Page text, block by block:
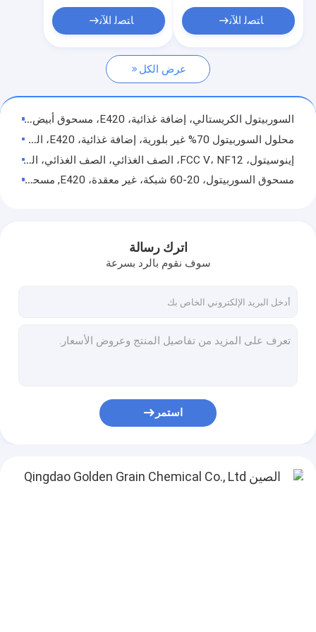
مسحوق المالتيتول
شراب المالتيتول
ﺎﺘﺼﻟ ﺍﻶﻧ ﺎﺘﺼﻟ ﺍﻶﻧ
عرض الكل
السوربيتول الكريستالي، إضافة غذائية، E420، مسحوق أبيض مظهر، مصنع، BP، USP، EP، معيار FCC
محلول السوربيتول 70% غير بلورية، إضافة غذائية، E420، الشركة المصنعة، BP، USP، EP، معيار FCC، سعر جيد
إينوسيتول، FCC V، NF12، الصف الغذائي، الصف الغذائي، الشركة المصنعة المؤهلة، سعر جيد، نقاء عال، مكبرات التغذية
مسحوق السوربيتول، 20-60 شبكة، غير معقدة، E420, مسحوق أبيض مظهر الشركة المصنعة، BP، USP، EP، معيار FCC
مسحوق السوربيتول، ضغط جاف، 60-120 شبكة، E420, مسحوق أبيض مظهر، الشركة المصنعة، BP، USP، EP، معيار FCC
السوربيتول مسحوق، إضافة غذائية، E420، كحول السكر، شرائح الأسماك المجففة، الشركة المصنعة، BP، USP، EP، معيار FCC
محلول السوربيتول 70% غير بلورية، إضافة غذائية، E420، معجون الأسنان، الشركة المصنعة، BP، USP، EP، FCC، سعر جيد
محلول السوربيتول 70% بلورية، E420، لإنتاج عامل السطح و VC، الشركة المصنعة، BP، USP، EP، FCC، سعر المصنع
مسحوق السوربيتول، الحبيبات، الصف الصناعي، غير التكيس، مسحوق أبيض مظهر، الشركة المصنعة، BP، USP، EP، معيار FCC
الميو-إينوسيتول، إينوسيتول، CAS NO. 87-89-8, FCC V، NF12, مكبرات التغذية، الشركة المصنعة، سعر جيد، نقاء عال
D-Mannitol، BP، USP، EP، معيار FCC، ISO، مصنع معتمد GMP في الصين، الغذاء، الصيدلة، الطب
اترك رسالة
سوف نقوم بالرد بسرعة
استمر